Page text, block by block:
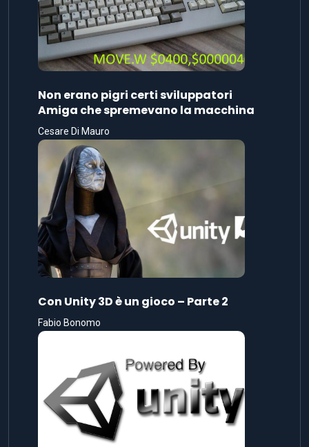
Non erano pigri certi sviluppatori
Amiga che spremevano la macchina
Cesare Di Mauro
Con Unity 3D è un gioco – Parte 2
Fabio Bonomo